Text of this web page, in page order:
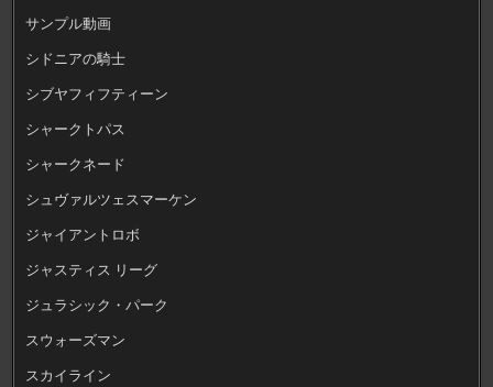
サンプル動画
シドニアの騎士
シブヤフィフティーン
シャークトパス
シャークネード
シュヴァルツェスマーケン
ジャイアントロボ
ジャスティス リーグ
ジュラシック・パーク
スウォーズマン
スカイライン